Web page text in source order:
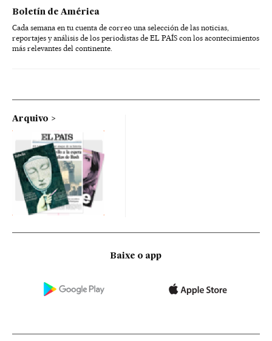
Boletín de América
Cada semana en tu cuenta de correo una selección de las noticias,
reportajes y análisis de los periodistas de EL PAÍS con los acontecimientos
más relevantes del continente.
Arquivo
Baixe o app